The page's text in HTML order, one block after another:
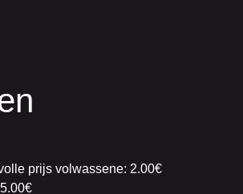
prijs volwassene: 2.00€